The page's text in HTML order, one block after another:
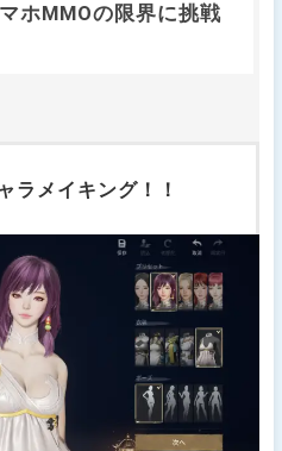
ホMMOの限界に挑戦
ラメイキング！！